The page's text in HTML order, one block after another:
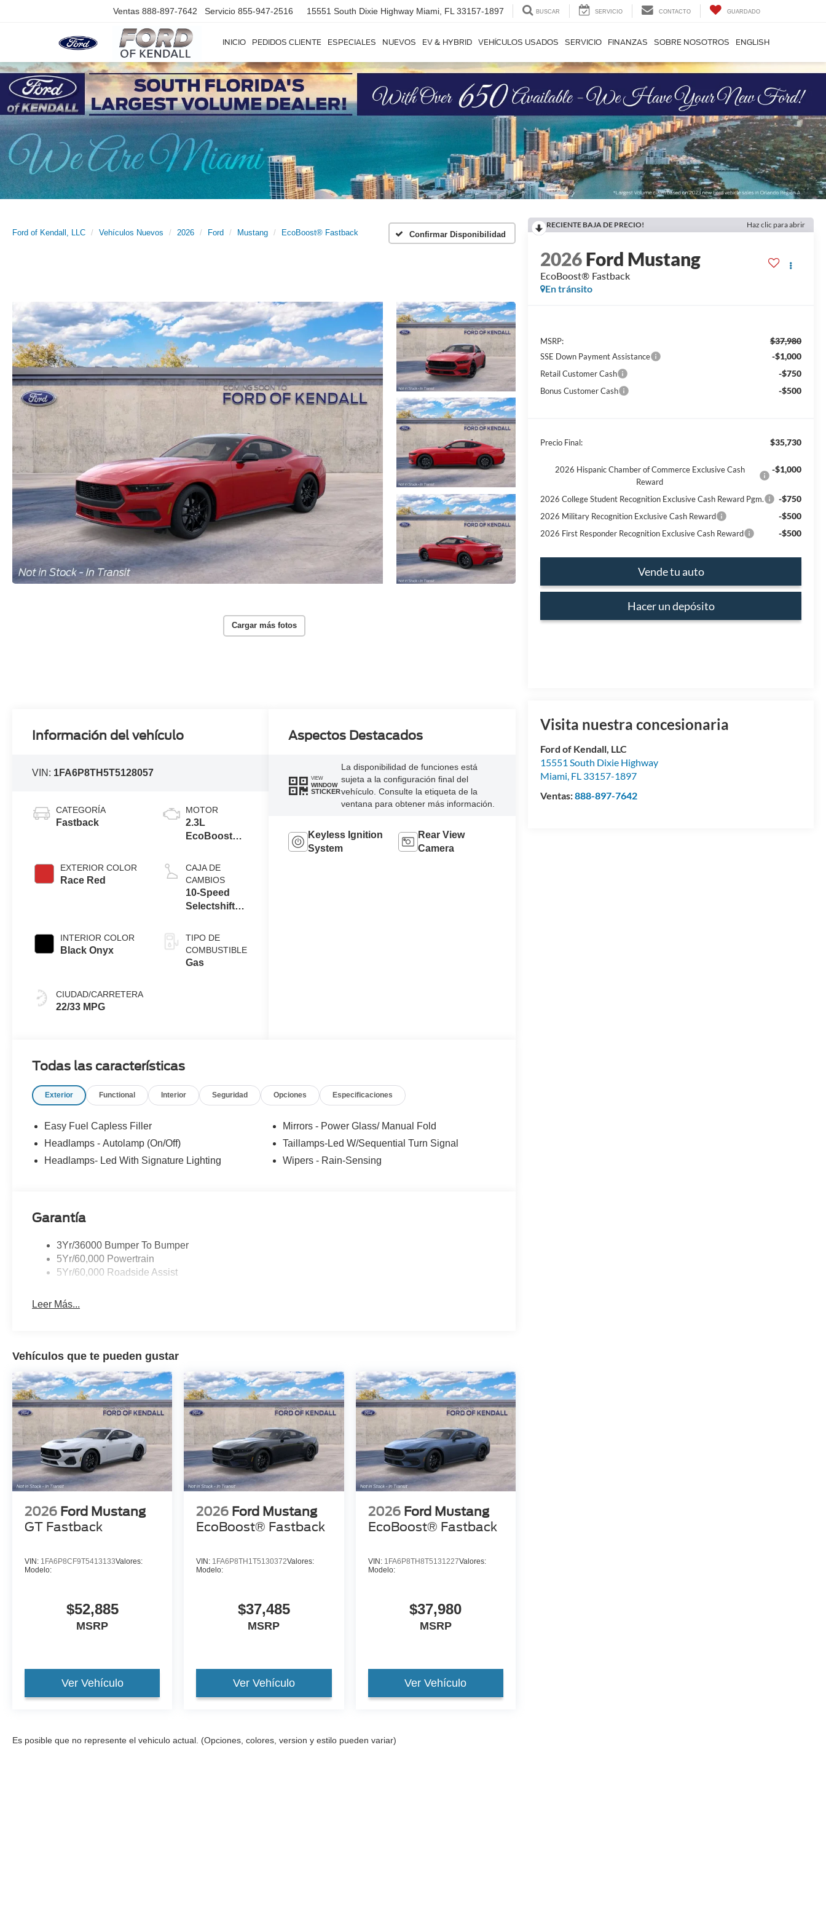
Ventas 888-897-7642 Servicio 855-947-2516 15551 South Dixie Highway Miami, FL 33157-1897 BUSCAR SERVICIO CONTACTO GUARDADO
INICIO PEDIDOS CLIENTE ESPECIALES NUEVOS EV & HYBRID VEHÍCULOS USADOS SERVICIO FINANZAS SOBRE NOSOTROS ENGLISH
Ford of Kendall, LLC Vehículos Nuevos 2026 Ford Mustang EcoBoost® Fastback Confirmar Disponibilidad
Cargar más fotos
RECIENTE BAJA DE PRECIO! Haz clic para abrir
2026Ford Mustang
EcoBoost® Fastback
En tránsito
MSRP: $37,980
SSE Down Payment Assistance -$1,000
Retail Customer Cash -$750
Bonus Customer Cash -$500
Precio Final: $35,730
2026 Hispanic Chamber of Commerce Exclusive Cash
Reward
-$1,000
2026 College Student Recognition Exclusive Cash Reward Pgm. -$750
2026 Military Recognition Exclusive Cash Reward -$500
2026 First Responder Recognition Exclusive Cash Reward -$500
Vende tu auto
Hacer un depósito
Visita nuestra concesionaria
Ford of Kendall, LLC
15551 South Dixie Highway
Miami, FL 33157-1897
Ventas:888-897-7642
Información del vehículo
VIN: 1FA6P8TH5T5128057
CATEGORÍA
Fastback
EXTERIOR COLOR
Race Red
INTERIOR COLOR
Black Onyx
CIUDAD/CARRETERA
22/33 MPG
MOTOR
2.3L
EcoBoost®
Auto Stop-
Start
Technology
CAJA DE
CAMBIOS
10-Speed
Selectshift®
Transmission
TIPO DE
COMBUSTIBLE
Gas
Aspectos Destacados
VIEW
WINDOW
STICKER
La disponibilidad de funciones está
sujeta a la configuración final del
vehículo. Consulte la etiqueta de la
ventana para obtener más información.
Keyless Ignition
System
Rear View
Camera
Todas las características
Exterior Functional Interior Seguridad Opciones Especificaciones
Easy Fuel Capless Filler
Headlamps - Autolamp (On/Off)
Headlamps- Led With Signature Lighting
Mirrors - Power Glass/ Manual Fold
Taillamps-Led W/Sequential Turn Signal
Wipers - Rain-Sensing
Garantía
3Yr/36000 Bumper To Bumper
5Yr/60,000 Powertrain
5Yr/60,000 Roadside Assist
Leer Más...
Vehículos que te pueden gustar
2026 Ford Mustang
GT Fastback
VIN: 1FA6P8CF9T5413133Valores:
Modelo:
$52,885
MSRP
Ver Vehículo
2026 Ford Mustang
EcoBoost® Fastback
VIN: 1FA6P8TH1T5130372Valores:
Modelo:
$37,485
MSRP
Ver Vehículo
2026 Ford Mustang
EcoBoost® Fastback
VIN: 1FA6P8TH8T5131227Valores:
Modelo:
$37,980
MSRP
Ver Vehículo
Es posible que no represente el vehiculo actual. (Opciones, colores, version y estilo pueden variar)